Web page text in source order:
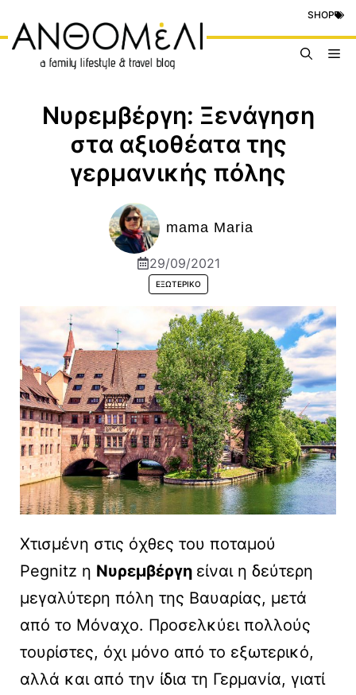
περιεχόμενο
SHOP
Νυρεμβέργη: Ξενάγηση
στα αξιοθέατα της
γερμανικής πόλης
mama Maria
29/09/2021
ΕΞΩΤΕΡΙΚΌ
Χτισμένη στις όχθες του ποταμού
Pegnitz η Νυρεμβέργη είναι η δεύτερη
μεγαλύτερη πόλη της Βαυαρίας, μετά
από το Μόναχο. Προσελκύει πολλούς
τουρίστες, όχι μόνο από το εξωτερικό,
αλλά και από την ίδια τη Γερμανία, γιατί